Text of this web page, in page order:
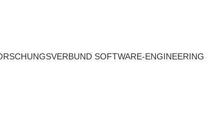
SOFTWARE-ENGINEERING